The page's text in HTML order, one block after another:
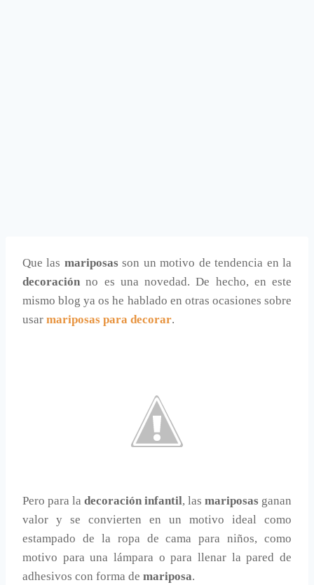
Que las mariposasson un motivo de tendencia en la
decoración no es una novedad. De hecho, en este
mismo blog ya os he hablado en otras ocasiones sobre
usar mariposas para decorar.
Pero para la decoración infantil, las mariposas ganan
valor y se convierten en un motivo ideal como
estampado de la ropa de cama para niños, como
motivo para una lámpara o para llenar la pared de
adhesivos con forma de mariposa.